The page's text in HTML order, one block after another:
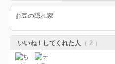
お豆の隠れ家
いいね！してくれた人 （ 2 ）